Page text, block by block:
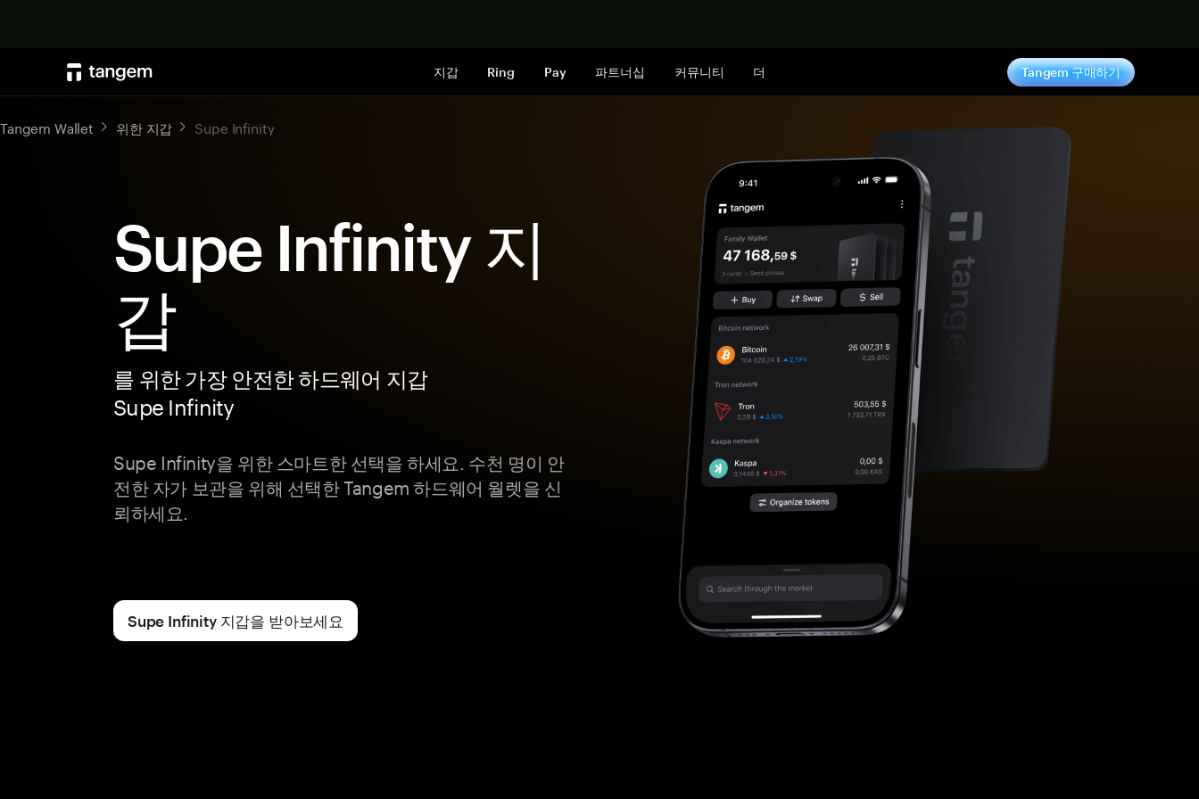
지갑 Ring Pay 파트너십 커뮤니티 더 Tangem 구매하기
Tangem Wallet 위한 지갑 Supe Infinity
Supe Infinity 지
갑
를 위한 가장 안전한 하드웨어 지갑
Supe Infinity
Supe Infinity을 위한 스마트한 선택을 하세요. 수천 명이 안
전한 자가 보관을 위해 선택한 Tangem 하드웨어 월렛을 신
뢰하세요.
Supe Infinity 지갑을 받아보세요